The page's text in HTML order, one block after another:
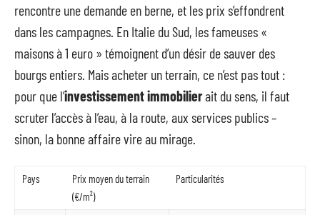
rencontre une demande en berne, et les prix s’effondrent
dans les campagnes. En Italie du Sud, les fameuses «
maisons à 1 euro » témoignent d’un désir de sauver des
bourgs entiers. Mais acheter un terrain, ce n’est pas tout :
pour que l’investissement immobilierait du sens, il faut
scruter l’accès à l’eau, à la route, aux services publics –
sinon, la bonne affaire vire au mirage.
Pays
Prix moyen du terrain
(€/m²)
Particularités